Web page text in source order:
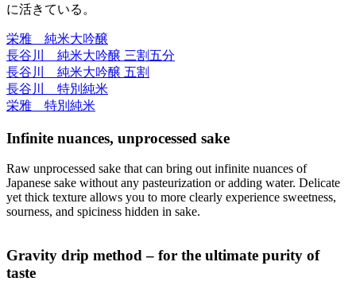
に活きている。
栄雅 純米大吟醸
長谷川 純米大吟醸 三割五分
長谷川 純米大吟醸 五割
長谷川 特別純米
栄雅 特別純米
Infinite nuances, unprocessed sake
Raw unprocessed sake that can bring out infinite nuances of
Japanese sake without any pasteurization or adding water. Delicate
yet thick texture allows you to more clearly experience sweetness,
sourness, and spiciness hidden in sake.
Gravity drip method – for the ultimate purity of
taste